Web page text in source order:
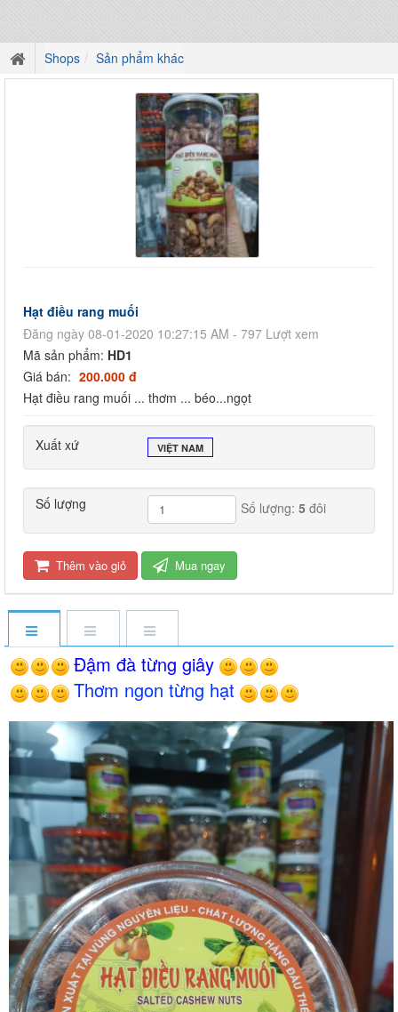
Shops Sản phẩm khác
Hạt điều rang muối
Đăng ngày 08-01-2020 10:27:15 AM - 797 Lượt xem
Mã sản phẩm: HD1
Giá bán: 200.000 đ
Hạt điều rang muối ... thơm ... béo...ngọt
Xuất xứ VIỆT NAM
Số lượng Số lượng: 5 đôi
Thêm vào giỏ Mua ngay
Đậm đà từng giây
Thơm ngon từng hạt